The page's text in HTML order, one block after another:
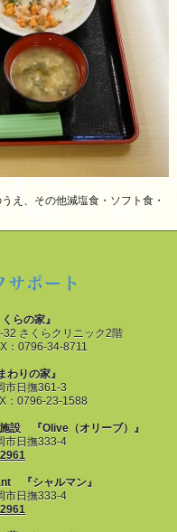
え、その他減塩食・ソフト食・
らの家』
さくらクリニック2階
0796-34-8711
りの家』
日撫361-3
0796-23-1588
設 『Olive（オリーブ）』
日撫333-4
『シャルマン』
日撫333-4